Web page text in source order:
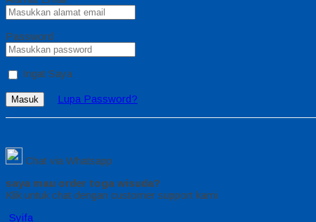
Password
Ingat Saya
Masuk Lupa Password?
Chat via Whatsapp
saya mau order toga wisuda?
Klik untuk chat dengan customer support kami
Syifa